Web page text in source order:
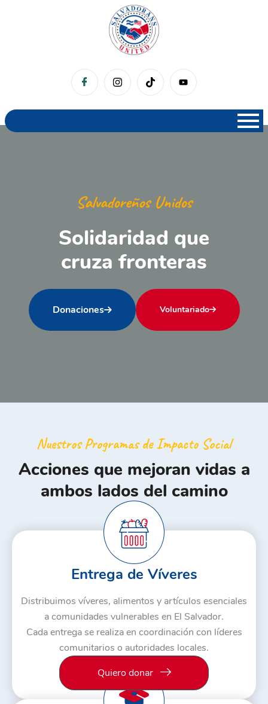
Salvadoreños Unidos
Solidaridad que
cruza fronteras
Donaciones Voluntariado
Nuestros Programas de Impacto Social
Acciones que mejoran vidas a
ambos lados del camino
Entrega de Víveres
Distribuimos víveres, alimentos y artículos esenciales
a comunidades vulnerables en El Salvador.
Cada entrega se realiza en coordinación con líderes
comunitarios o autoridades locales.
Quiero donar